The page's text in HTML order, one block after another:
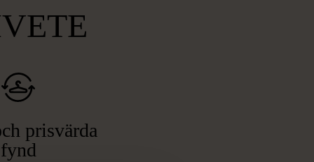
prisvärda
fynd